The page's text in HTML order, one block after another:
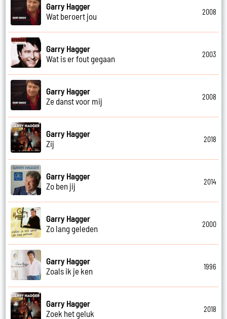
Garry Hagger
Wat beroert jou
2008
Garry Hagger
Wat is er fout gegaan
2003
Garry Hagger
Ze danst voor mij
2008
Garry Hagger
Zij
2018
Garry Hagger
Zo ben jij
2014
Garry Hagger
Zo lang geleden
2000
Garry Hagger
Zoals ik je ken
1996
Garry Hagger
Zoek het geluk
2018